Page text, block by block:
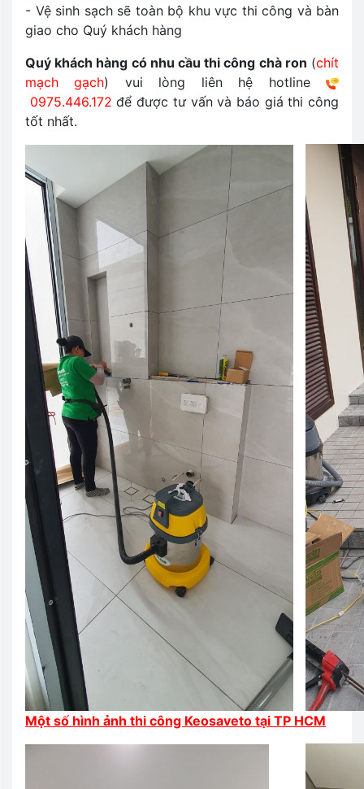
- Vệ sinh sạch sẽ toàn bộ khu vực thi công và bàn
giao cho Quý khách hàng
Quý khách hàng có nhu cầu thi công chà ron (chít
mạch gạch) vui lòng liên hệ hotline
0975.446.172 để được tư vấn và báo giá thi công
tốt nhất.
Một số hình ảnh thi công Keosaveto tại TP HCM